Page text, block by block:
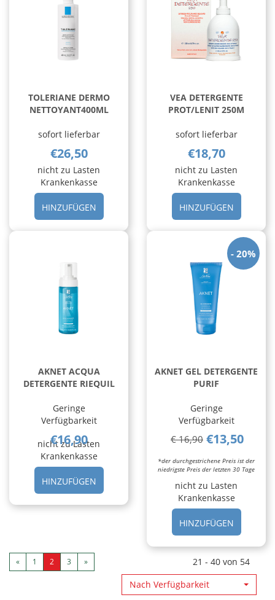
TOLERIANE DERMO
NETTOYANT400ML
sofort lieferbar
€26,50
nicht zu Lasten
Krankenkasse
HINZUFÜGENHINZUFÜGEN TOLERIANE
DERMO
NETTOYANT400ML AL
VEA DETERGENTE
PROT/LENIT 250M
sofort lieferbar
€18,70
nicht zu Lasten
Krankenkasse
HINZUFÜGEN
PROT/
250M AL
AKNET ACQUA
DETERGENTE RIEQUIL
Geringe
Verfügbarkeit
€16,90
nicht zu Lasten
Krankenkasse
HINZUFÜGENHINZUFÜGEN AKNET
ACQUA
DETERGENTE
AKNET GEL DETERGENTE
PURIF
Geringe
Verfügbarkeit
20%
€ 16,90 €13,50
*der durchgestrichene Preis ist der
niedrigste Preis der letzten 30 Tage
nicht zu Lasten
Krankenkasse
HINZUFÜGEN
GEL
PURIF AL
« 1 2 3 »
21 - 40 von 54
Nach Verfügbarkeit